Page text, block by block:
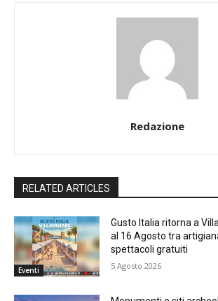
Redazione
RELATED ARTICLES
Eventi
Gusto Italia ritorna a
al 16 Agosto tra
spettacoli gratuiti
5 Agosto 2026